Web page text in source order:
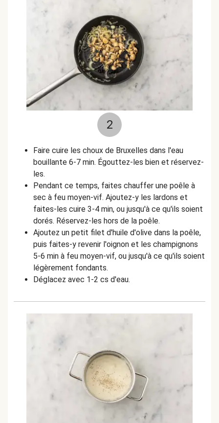
2
Faire cuire les choux de Bruxelles dans l'eau
bouillante 6-7 min. Égouttez-les bien et réservez-
les.
Pendant ce temps, faites chauffer une poêle à
sec à feu moyen-vif. Ajoutez-y les lardons et
faites-les cuire 3-4 min, ou jusqu'à ce qu'ils soient
dorés. Réservez-les hors de la poêle.
Ajoutez un petit filet d'huile d'olive dans la poêle,
puis faites-y revenir l'oignon et les champignons
5-6 min à feu moyen-vif, ou jusqu'à ce qu'ils soient
légèrement fondants.
Déglacez avec 1-2 cs d'eau.